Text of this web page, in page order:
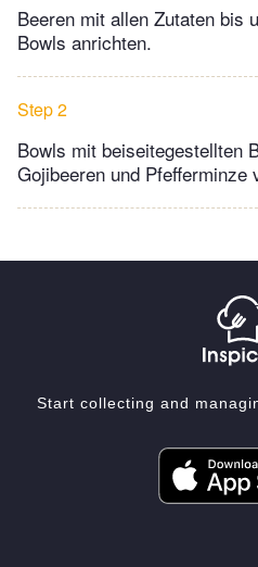
Beeren mit allen Zutaten bis
Bowls anrichten.
Step 2
Bowls mit beiseitegestellten
Gojibeeren und Pfefferminze
Start collecting and